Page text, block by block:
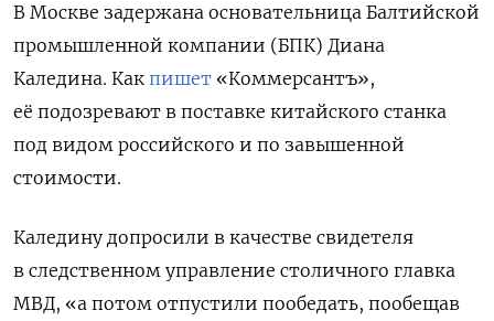
В Москве задержана основательница Балтийской
промышленной компании (БПК) Диана
Каледина. Как пишет «Коммерсантъ»,
её подозревают в поставке китайского станка
под видом российского и по завышенной
стоимости.
Каледину допросили в качестве свидетеля
в следственном управление столичного главка
МВД, «а потом отпустили пообедать, пообещав